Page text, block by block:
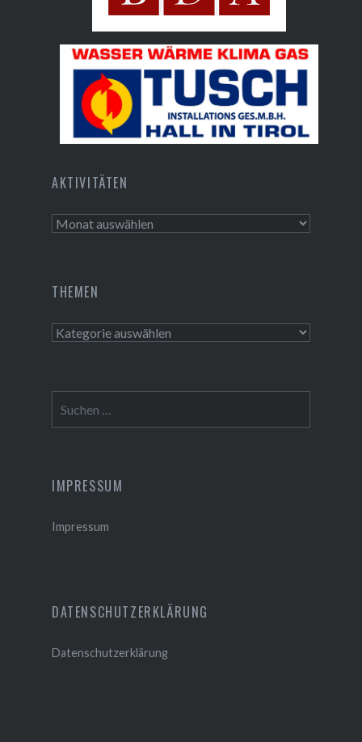
Bundesdenkmalamt
AKTIVITÄTEN
Aktivitäten
THEMEN
Themen
nach:
IMPRESSUM
Impressum
DATENSCHUTZERKLÄRUNG
Datenschutzerklärung